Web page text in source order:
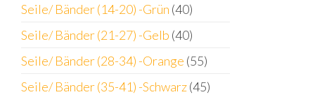
Seile/ Bänder (14-20) -Grün (40)
Seile/ Bänder (21-27) -Gelb (40)
Seile/ Bänder (28-34) -Orange (55)
Seile/ Bänder (35-41) -Schwarz(45)